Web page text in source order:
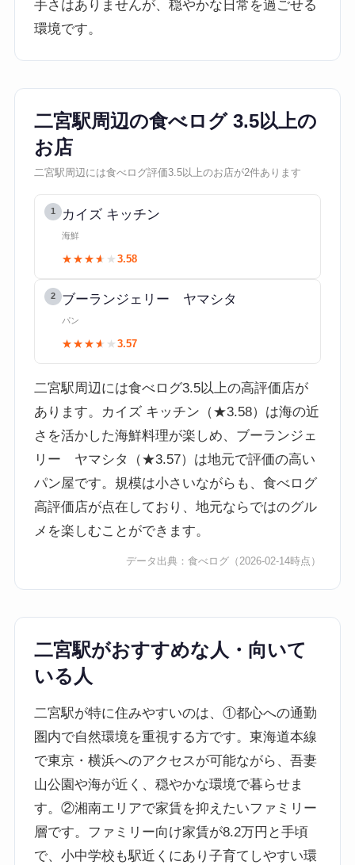
手さはありませんが、穏やかな日常を過ごせる
環境です。
二宮駅周辺の食べログ 3.5以上の
お店
二宮駅周辺には食べログ評価3.5以上のお店が2件あります
1 カイズ キッチン
海鮮
★★★★★
★★★★★ 3.58
2 ブーランジェリー ヤマシタ
パン
★★★★★
★★★★★ 3.57
二宮駅周辺には食べログ3.5以上の高評価店が
あります。カイズ キッチン（★3.58）は海の近
さを活かした海鮮料理が楽しめ、ブーランジェ
リー ヤマシタ（★3.57）は地元で評価の高い
パン屋です。規模は小さいながらも、食べログ
高評価店が点在しており、地元ならではのグル
メを楽しむことができます。
データ出典：食べログ （2026-02-14時点）
二宮駅がおすすめな人・向いて
いる人
二宮駅が特に住みやすいのは、①都心への通勤
圏内で自然環境を重視する方です。東海道本線
で東京・横浜へのアクセスが可能ながら、吾妻
山公園や海が近く、穏やかな環境で暮らせま
す。②湘南エリアで家賃を抑えたいファミリー
層です。ファミリー向け家賃が8.2万円と手頃
で、小中学校も駅近くにあり子育てしやすい環